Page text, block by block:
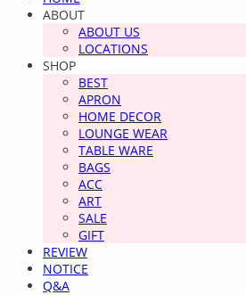
ABOUT
ABOUT US
LOCATIONS
SHOP
BEST
APRON
HOME DECOR
LOUNGE WEAR
TABLE WARE
BAGS
ACC
ART
SALE
GIFT
REVIEW
NOTICE
Q&A